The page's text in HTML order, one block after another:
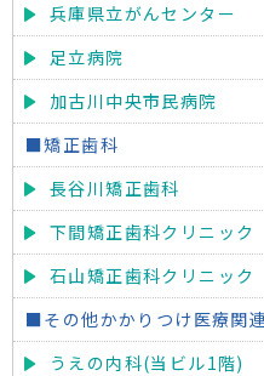
兵庫県立がんセンター
足立病院
加古川中央市民病院
■矯正歯科
長谷川矯正歯科
下間矯正歯科クリニック
石山矯正歯科クリニック
■その他かかりつけ医療関
うえの内科(当ビル1階)